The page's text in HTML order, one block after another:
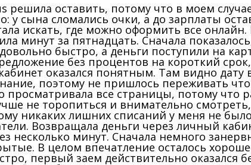
решила оставить, потому что в моем
у сына сломались очки, а до зарплаты
искать, где можно оформить все
минут за пятнадцать. Сначала
быстро, а деньги поступили на
без процентов на короткий
оказался понятным. Там видно дату
поэтому не пришлось переживать
все страницы, потому что
не торопиться и внимательно
никаких лишних списаний у меня не
Возвращала деньги через личный
несколько минут. Сначала немного
В целом впечатление осталось
первый заем действительно оказался